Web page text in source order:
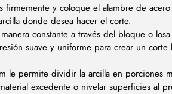
firmemente y coloque el alambre de acero
donde desea hacer el corte.
constante a través del bloque o
suave y uniforme para crear un
le permite dividir la arcilla en porciones
excedente o nivelar superficies al